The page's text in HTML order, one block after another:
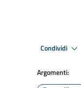
Condividi
Argomenti: